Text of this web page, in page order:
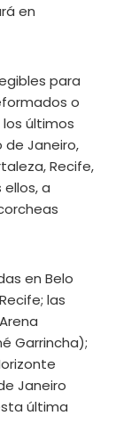
en
para
o
últimos
de Janeiro,
Recife,
ellos, a
en Belo
las
Garrincha);
Janeiro
última